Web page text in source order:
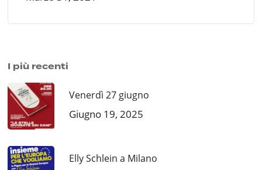
I più recenti
Venerdì 27 giugno
Giugno 19, 2025
Elly Schlein a Milano